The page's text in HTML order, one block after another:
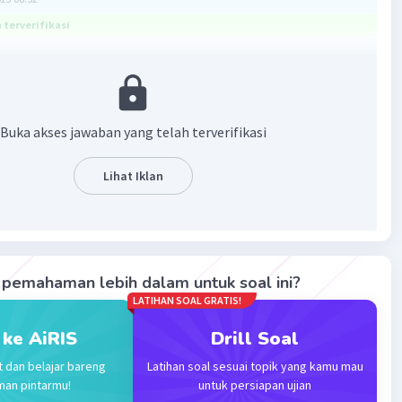
terverifikasi
berpangkat.
)3)5
5
Buka akses jawaban yang telah terverifikasi
Lihat Iklan
lebih dalam untuk soal ini?
AiRIS
dan belajar bareng
pintarmu!
LATIHAN SOAL GRATIS!
Drill Soal
Latihan soal sesuai topik yang kamu mau
untuk persiapan ujian